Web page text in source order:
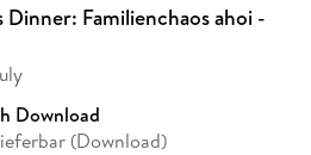
Dinner: Familienchaos ahoi -
Download
(Download)